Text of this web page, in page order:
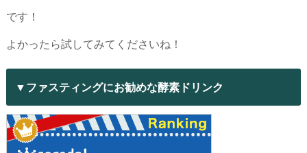
です！
よかったら試してみてくださいね！
▼ファスティングにお勧めな酵素ドリンク